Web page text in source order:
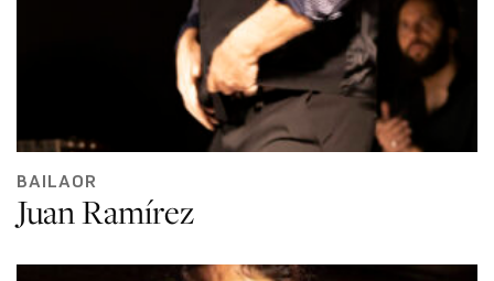
BAILAOR
Juan Ramírez